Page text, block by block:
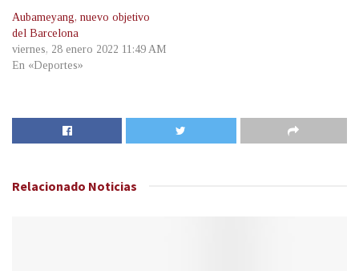
Aubameyang, nuevo objetivo
del Barcelona
viernes, 28 enero 2022 11:49 AM
En «Deportes»
Relacionado Noticias